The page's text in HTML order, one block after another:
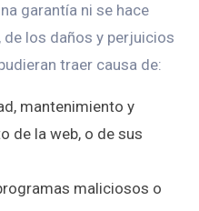
garantía ni se hace
de los daños y perjuicios
traer causa de:
mantenimiento y
de la web, o de sus
maliciosos o